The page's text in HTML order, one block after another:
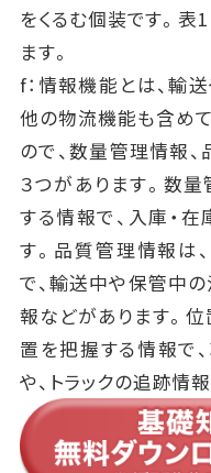
をくるむ個装です。表
ます。
f：情報機能とは、輸
他の物流機能も含め
ので、数量管理情報
３つがあります。数
する情報で、入庫・
す。品質管理情報は
で、輸送中や保管中
報などがあります。
置を把握する情報で
や、トラックの追跡情